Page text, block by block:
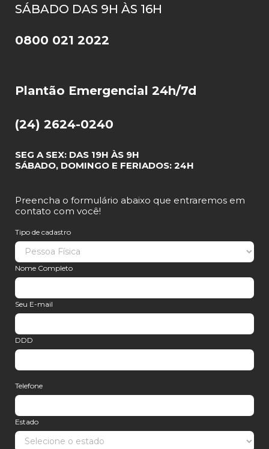
SÁBADO DAS 9H ÀS 16H
0800 021 2022
Plantão Emergencial 24h/7d
(24) 2624-0240
SEG A SEX: DAS 19H ÀS 9H
SÁBADO, DOMINGO E FERIADOS: 24H
Preencha o formulário abaixo que entraremos em
contato com você!
Tipo de cadastro
Nome Completo
Seu E-mail
DDD
Telefone
Estado